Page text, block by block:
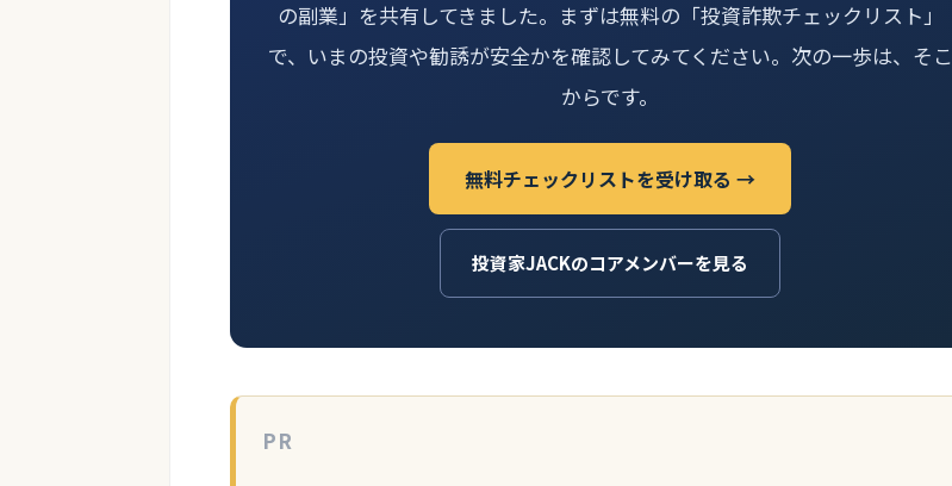
の副業」を共有してきました。まずは無料の「投資詐欺チェックリスト」
で、いまの投資や勧誘が安全かを確認してみてください。次の一歩は、そこ
からです。
無料チェックリストを受け取る →
投資家JACKのコアメンバーを見る
PR